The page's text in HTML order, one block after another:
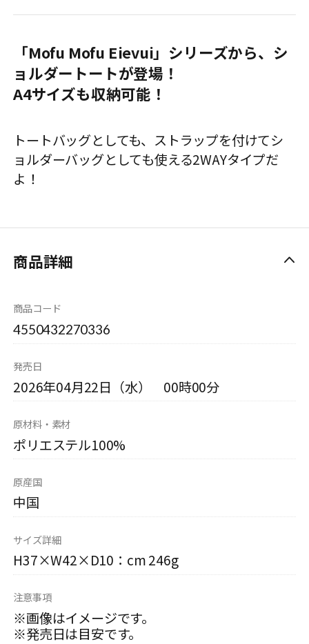
「Mofu Mofu Eievui」シリーズから、シ
ョルダートートが登場！
A4サイズも収納可能！
トートバッグとしても、ストラップを付けてシ
ョルダーバッグとしても使える2WAYタイプだ
よ！
商品詳細
商品コード
4550432270336
発売日
2026年04月22日（水） 00時00分
原材料・素材
ポリエステル100%
原産国
中国
サイズ詳細
H37×W42×D10：cm 246g
注意事項
※画像はイメージです。
※発売日は目安です。